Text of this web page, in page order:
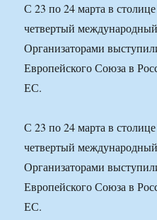
С 23 по 24 марта в
четвертый
Организаторами
Европейского Союза в
ЕС.
С 23 по 24 марта в
четвертый
Организаторами
Европейского Союза в
ЕС.